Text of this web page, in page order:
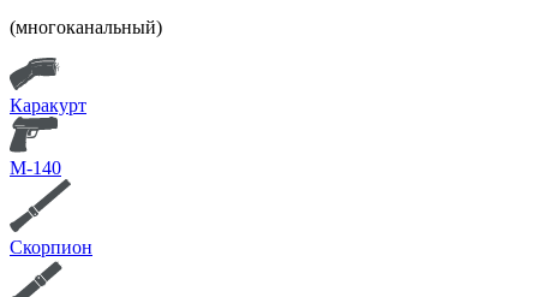
(многоканальный)
Каракурт
М-140
Скорпион